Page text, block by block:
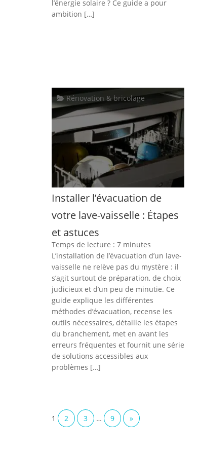
l’énergie solaire ? Ce guide a pour
ambition […]
Rénovation & bricolage
Installer l’évacuation de
votre lave-vaisselle : Étapes
et astuces
Temps de lecture : 7 minutes
L’installation de l’évacuation d’un lave-
vaisselle ne relève pas du mystère : il
s’agit surtout de préparation, de choix
judicieux et d’un peu de minutie. Ce
guide explique les différentes
méthodes d’évacuation, recense les
outils nécessaires, détaille les étapes
du branchement, met en avant les
erreurs fréquentes et fournit une série
de solutions accessibles aux
problèmes […]
1 2 3 … 9 »